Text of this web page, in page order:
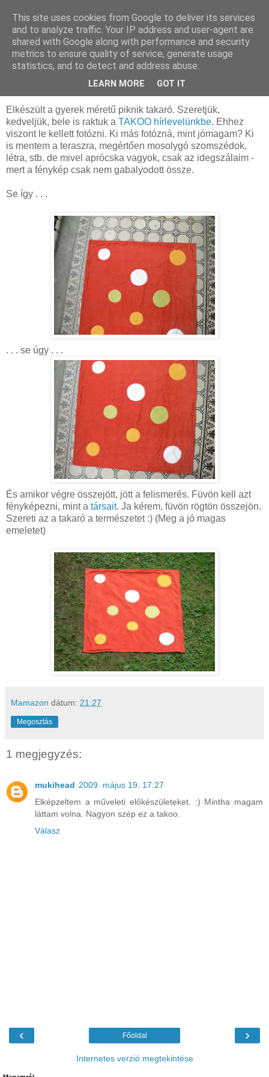
MAMAZON
2009. május 17., vasárnap
Kulisszatitkok
Elkészült a gyerek méretű piknik takaró. Szeretjük,
kedveljük, bele is raktuk a TAKOO hírlevelünkbe. Ehhez
viszont le kellett fotózni. Ki más fotózná, mint jómagam? Ki
is mentem a teraszra, megértően mosolygó szomszédok,
létra, stb. de mivel aprócska vagyok, csak az idegszálaim -
mert a fénykép csak nem gabalyodott össze.
Se így . . .
. . . se úgy . . .
És amikor végre összejött, jött a felismerés. Füvön kell azt
fényképezni, mint a társait. Ja kérem, füvön rögtön összejön.
Szereti az a takaró a természetet :) (Meg a jó magas
emeletet)
Mamazon dátum: 21:27
Megosztás
1 megjegyzés:
mukihead 2009. május 19. 17:27
Elképzeltem a műveleti előkészületeket. :) Mintha magam
láttam volna. Nagyon szép ez a takoo.
Válasz
‹ ›
Főoldal
Internetes verzió megtekintése
This site uses cookies from Google to deliver its services
and to analyze traffic. Your IP address and user-agent are
shared with Google along with performance and security
metrics to ensure quality of service, generate usage
statistics, and to detect and address abuse.
LEARN MORE GOT IT